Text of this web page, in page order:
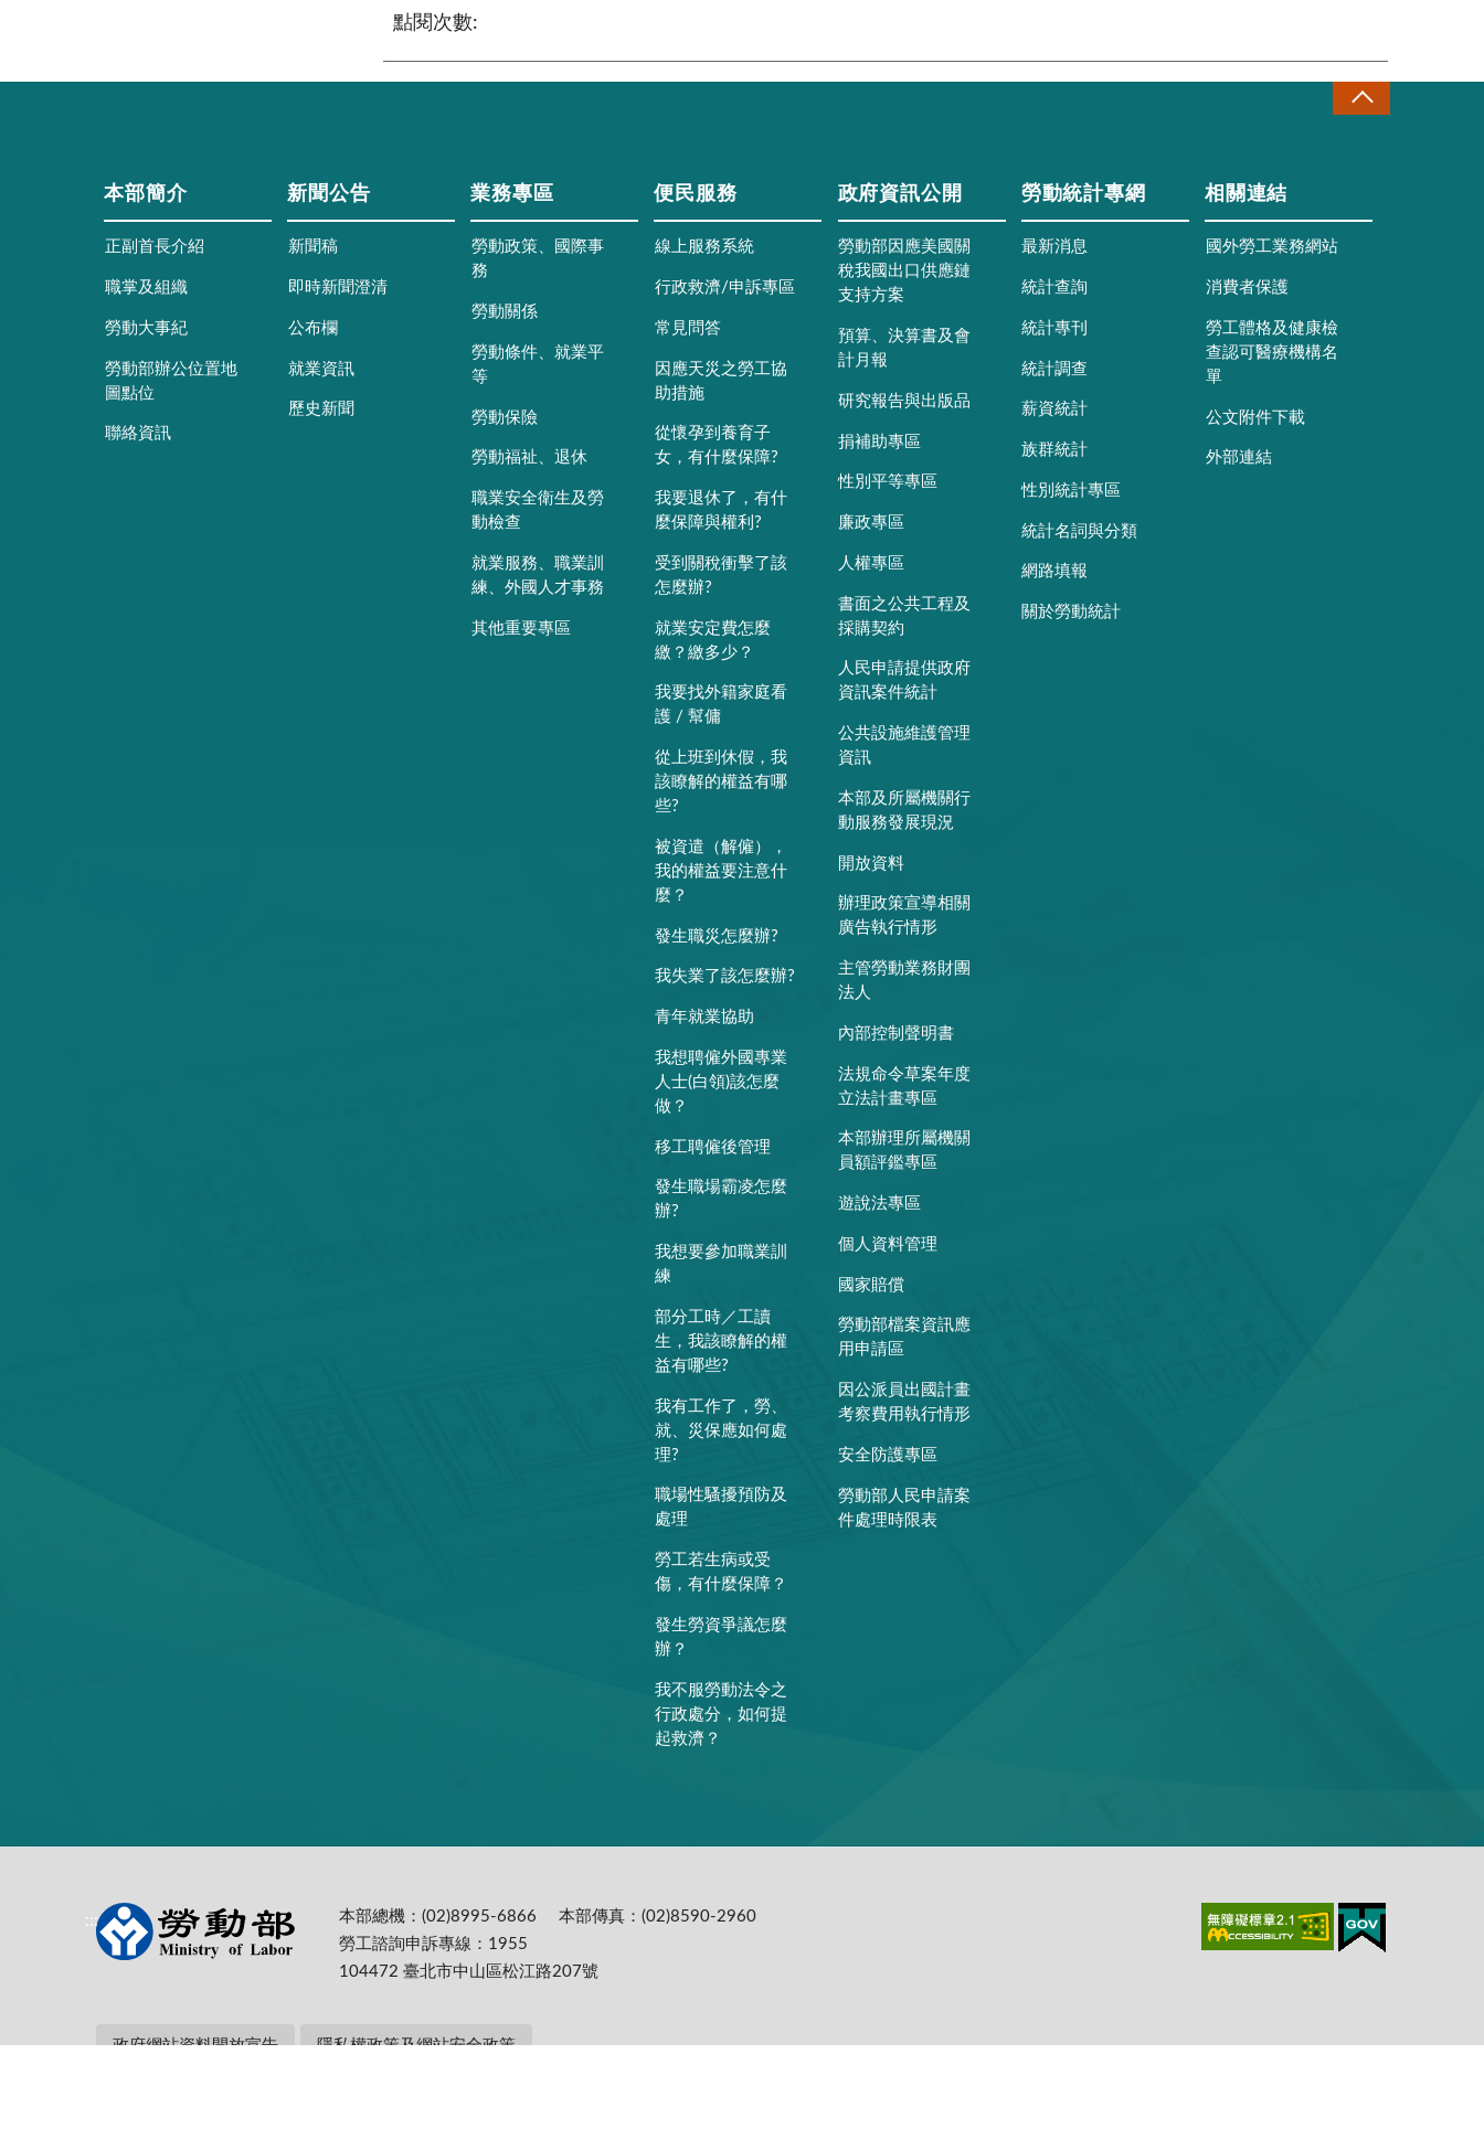
點閱次數:
本部簡介
正副首長介紹
職掌及組織
勞動大事紀
勞動部辦公位置地
圖點位
聯絡資訊
新聞公告
新聞稿
即時新聞澄清
公布欄
就業資訊
歷史新聞
業務專區
勞動政策、國際事
務
勞動關係
勞動條件、就業平
等
勞動保險
勞動福祉、退休
職業安全衛生及勞
動檢查
就業服務、職業訓
練、外國人才事務
其他重要專區
便民服務
線上服務系統
行政救濟/申訴專區
常見問答
因應天災之勞工協
助措施
從懷孕到養育子
女，有什麼保障?
我要退休了，有什
麼保障與權利?
受到關稅衝擊了該
怎麼辦?
就業安定費怎麼
繳？繳多少？
我要找外籍家庭看
護 / 幫傭
從上班到休假，我
該瞭解的權益有哪
些?
被資遣（解僱），
我的權益要注意什
麼？
發生職災怎麼辦?
我失業了該怎麼辦?
青年就業協助
我想聘僱外國專業
人士(白領)該怎麼
做？
移工聘僱後管理
發生職場霸凌怎麼
辦?
我想要參加職業訓
練
部分工時／工讀
生，我該瞭解的權
益有哪些?
我有工作了，勞、
就、災保應如何處
理?
職場性騷擾預防及
處理
勞工若生病或受
傷，有什麼保障？
發生勞資爭議怎麼
辦？
我不服勞動法令之
行政處分，如何提
起救濟？
政府資訊公開
勞動部因應美國關
稅我國出口供應鏈
支持方案
預算、決算書及會
計月報
研究報告與出版品
捐補助專區
性別平等專區
廉政專區
人權專區
書面之公共工程及
採購契約
人民申請提供政府
資訊案件統計
公共設施維護管理
資訊
本部及所屬機關行
動服務發展現況
開放資料
辦理政策宣導相關
廣告執行情形
主管勞動業務財團
法人
內部控制聲明書
法規命令草案年度
立法計畫專區
本部辦理所屬機關
員額評鑑專區
遊說法專區
個人資料管理
國家賠償
勞動部檔案資訊應
用申請區
因公派員出國計畫
考察費用執行情形
安全防護專區
勞動部人民申請案
件處理時限表
勞動統計專網
最新消息
統計查詢
統計專刊
統計調查
薪資統計
族群統計
性別統計專區
統計名詞與分類
網路填報
關於勞動統計
相關連結
國外勞工業務網站
消費者保護
勞工體格及健康檢
查認可醫療機構名
單
公文附件下載
外部連結
::: 本部總機：(02)8995-6866
本部傳真：(02)8590-2960
勞工諮詢申訴專線：1955
104472 臺北市中山區松江路207號
政府網站資料開放宣告 隱私權政策及網站安全政策